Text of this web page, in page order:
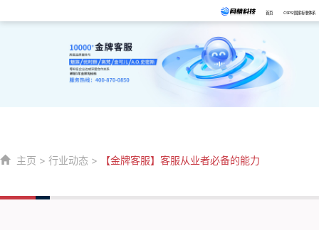
首页 CSPS/国家标准体系
主页 > 行业动态 > 【金牌客服】客服从业者必备的能力